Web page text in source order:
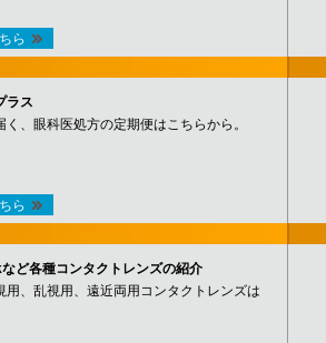
ら
ラス
く、眼科医処方の定期便はこちらから。
ら
ど各種コンタクトレンズの紹介
用、乱視用、遠近両用コンタクトレンズは